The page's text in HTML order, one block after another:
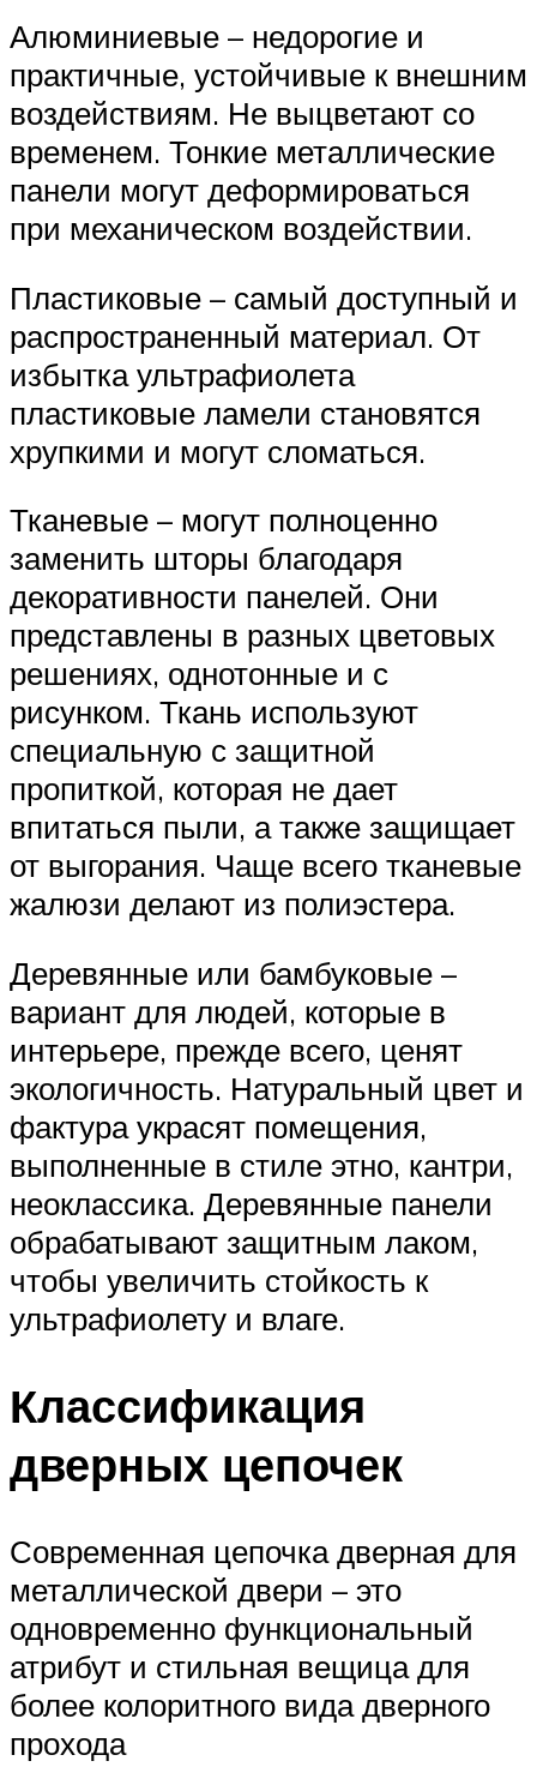
Алюминиевые – недорогие и
практичные, устойчивые к внешним
воздействиям. Не выцветают со
временем. Тонкие металлические
панели могут деформироваться
при механическом воздействии.
Пластиковые – самый доступный и
распространенный материал. От
избытка ультрафиолета
пластиковые ламели становятся
хрупкими и могут сломаться.
Тканевые – могут полноценно
заменить шторы благодаря
декоративности панелей. Они
представлены в разных цветовых
решениях, однотонные и с
рисунком. Ткань используют
специальную с защитной
пропиткой, которая не дает
впитаться пыли, а также защищает
от выгорания. Чаще всего тканевые
жалюзи делают из полиэстера.
Деревянные или бамбуковые –
вариант для людей, которые в
интерьере, прежде всего, ценят
экологичность. Натуральный цвет и
фактура украсят помещения,
выполненные в стиле этно, кантри,
неоклассика. Деревянные панели
обрабатывают защитным лаком,
чтобы увеличить стойкость к
ультрафиолету и влаге.
Классификация
дверных цепочек
Современная цепочка дверная для
металлической двери – это
одновременно функциональный
атрибут и стильная вещица для
более колоритного вида дверного
прохода